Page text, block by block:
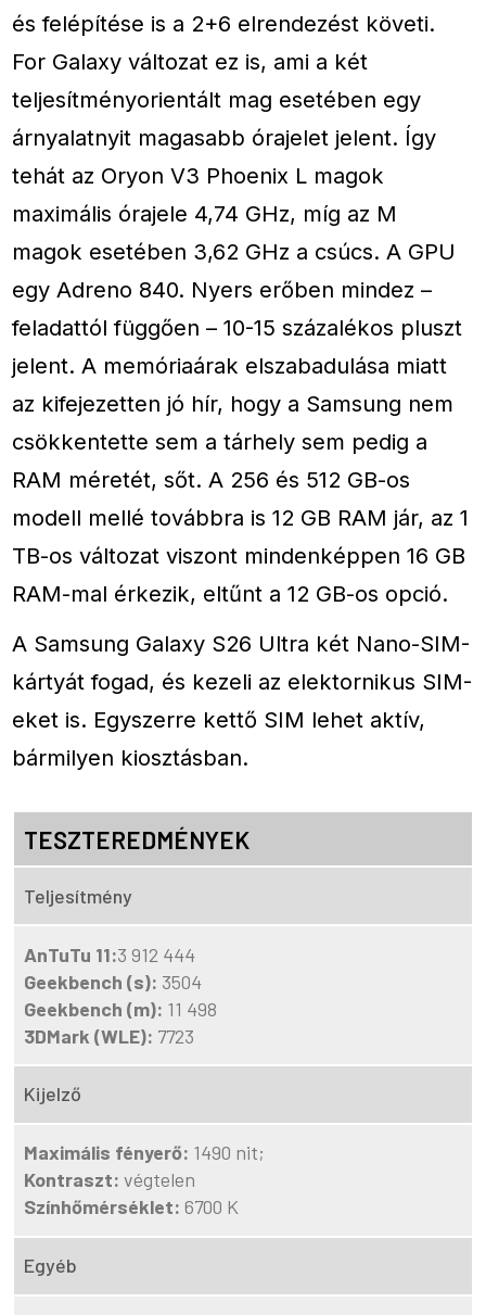
és felépítése is a 2+6 elrendezést követi.
For Galaxy változat ez is, ami a két
teljesítményorientált mag esetében egy
árnyalatnyit magasabb órajelet jelent. Így
tehát az Oryon V3 Phoenix L magok
maximális órajele 4,74 GHz, míg az M
magok esetében 3,62 GHz a csúcs. A GPU
egy Adreno 840. Nyers erőben mindez –
feladattól függően – 10-15 százalékos pluszt
jelent. A memóriaárak elszabadulása miatt
az kifejezetten jó hír, hogy a Samsung nem
csökkentette sem a tárhely sem pedig a
RAM méretét, sőt. A 256 és 512 GB-os
modell mellé továbbra is 12 GB RAM jár, az 1
TB-os változat viszont mindenképpen 16 GB
RAM-mal érkezik, eltűnt a 12 GB-os opció.
A Samsung Galaxy S26 Ultra két Nano-SIM-
kártyát fogad, és kezeli az elektornikus SIM-
eket is. Egyszerre kettő SIM lehet aktív,
bármilyen kiosztásban.
TESZTEREDMÉNYEK
Teljesítmény
AnTuTu 11:3 912 444
Geekbench (s): 3504
Geekbench (m): 11 498
3DMark (WLE): 7723
Kijelző
Maximális fényerő: 1490 nit;
Kontraszt: végtelen
Színhőmérséklet: 6700 K
Egyéb